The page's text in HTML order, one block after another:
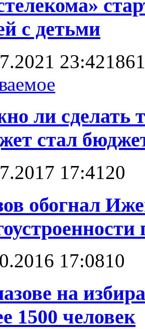
с детьми
23:42
ли сделать
стал
17:4120
обогнал
17:0810
на
1500 человек